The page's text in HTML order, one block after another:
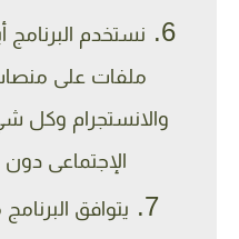
نستخدم
ملفات على
والانستجرام وكل
الإجتماعى
يتوافق